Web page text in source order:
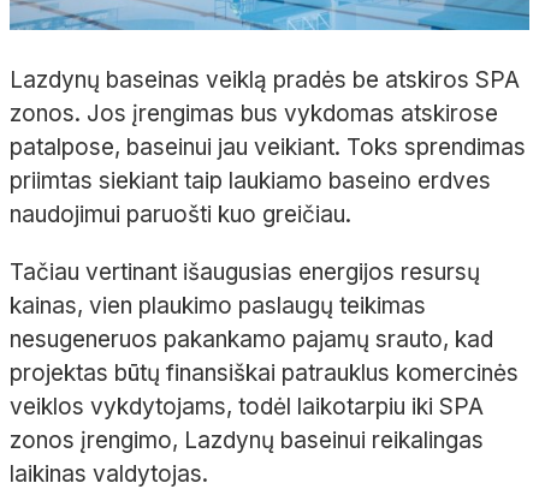
Lazdynų baseinas veiklą pradės be atskiros SPA
zonos. Jos įrengimas bus vykdomas atskirose
patalpose, baseinui jau veikiant. Toks sprendimas
priimtas siekiant taip laukiamo baseino erdves
naudojimui paruošti kuo greičiau.
Tačiau vertinant išaugusias energijos resursų
kainas, vien plaukimo paslaugų teikimas
nesugeneruos pakankamo pajamų srauto, kad
projektas būtų finansiškai patrauklus komercinės
veiklos vykdytojams, todėl laikotarpiu iki SPA
zonos įrengimo, Lazdynų baseinui reikalingas
laikinas valdytojas.